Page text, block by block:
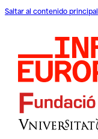
Saltar al contenido principal